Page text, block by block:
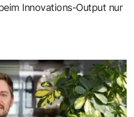
Innovations-Output nur